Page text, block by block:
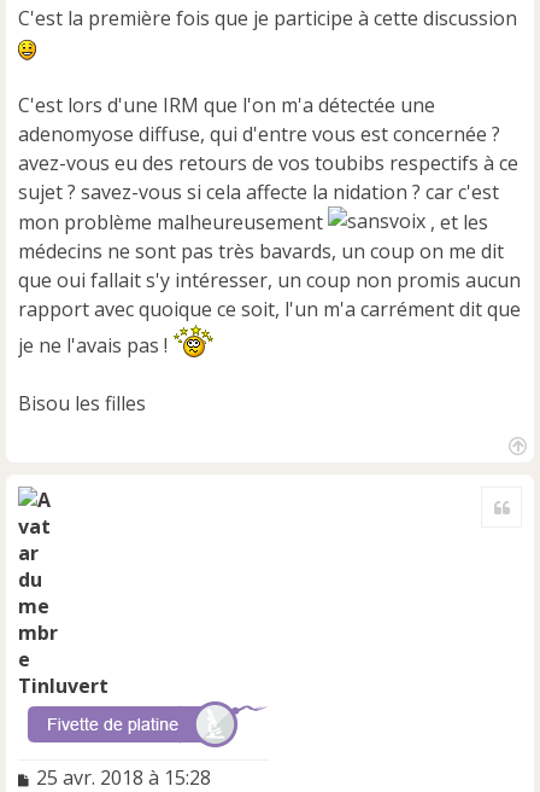
e
n
o
l
u
C'est la première fois que je participe à cette discussion
C'est lors d'une IRM que l'on m'a détectée une
adenomyose diffuse, qui d'entre vous est concernée ?
avez-vous eu des retours de vos toubibs respectifs à ce
sujet ? savez-vous si cela affecte la nidation ? car c'est
mon problème malheureusement
, et les
médecins ne sont pas très bavards, un coup on me dit
que oui fallait s'y intéresser, un coup non promis aucun
rapport avec quoique ce soit, l'un m'a carrément dit que
je ne l'avais pas !
Bisou les filles
Tinluvert
M
25 avr. 2018 à 15:28